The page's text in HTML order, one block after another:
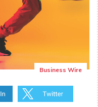
Business Wire